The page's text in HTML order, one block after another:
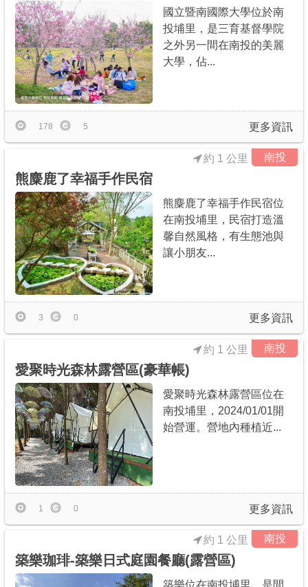
國立暨南國際大學位於南
投埔里，是三育基督學院
之外另一間在南投的美麗
大學，佔...
更多資訊
178 5
南投
約 1 公里
熊麋鹿了幸福手作民宿
熊麋鹿了幸福手作民宿位
在南投埔里，民宿打造溫
馨自然風格，有生態池與
讓小朋友...
更多資訊
3 0
南投
約 1 公里
愛聚時光森林露營區(豪華帳)
愛聚時光森林露營區位在
南投埔里，2024/01/01開
始營運。營地內種植近...
更多資訊
1 0
南投
約 1 公里
築樂珈琲-築樂日式庭園餐廳(露營區)